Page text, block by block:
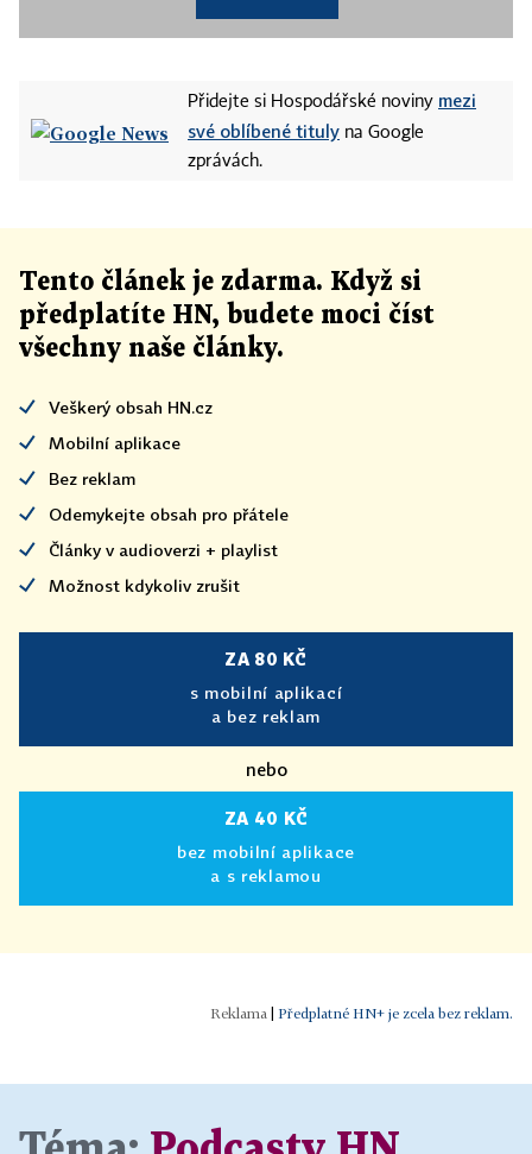
Přidejte si Hospodářské noviny mezi
své oblíbené tituly na Google
zprávách.
Tento článek je zdarma. Když si
předplatíte HN, budete moci číst
všechny naše články.
Veškerý obsah HN.cz
Mobilní aplikace
Bez reklam
Odemykejte obsah pro přátele
Články v audioverzi + playlist
Možnost kdykoliv zrušit
ZA 80 KČ
s mobilní aplikací
a bez reklam
nebo
ZA 40 KČ
bez mobilní aplikace
a s reklamou
Předplatné HN+ je zcela bez reklam.